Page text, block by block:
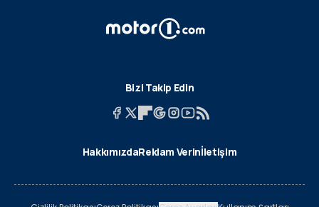
Bizi Takip Edin
HakkımızdaReklam Verinİletişim